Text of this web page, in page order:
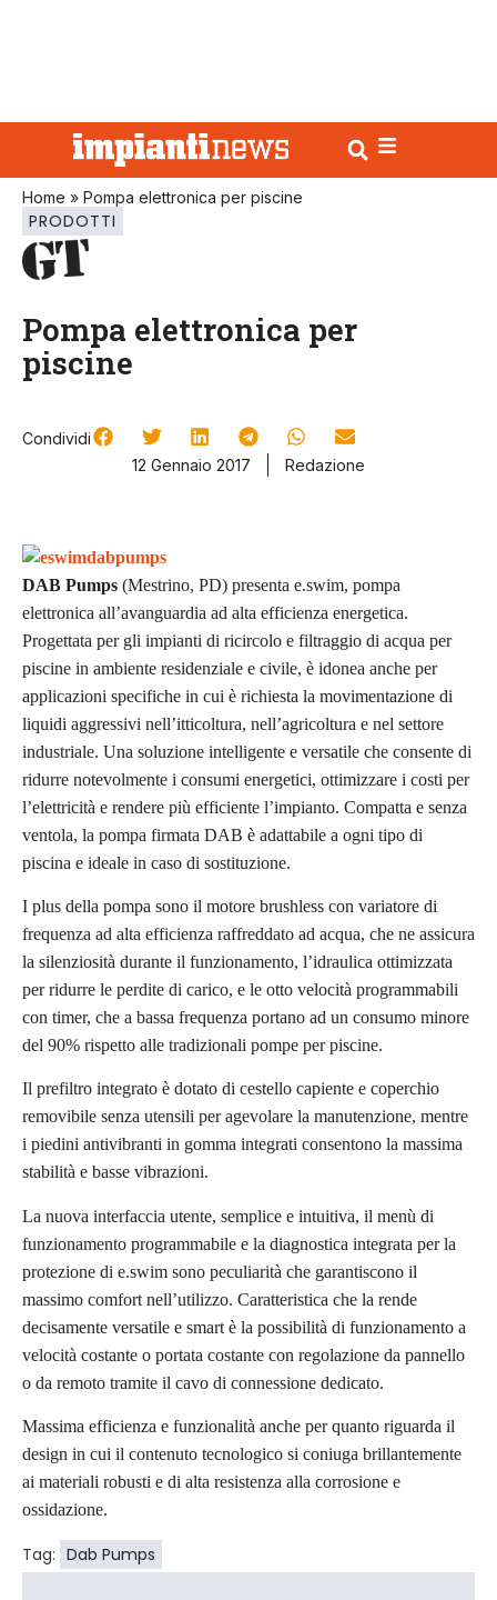
Home » Pompa elettronica per piscine
PRODOTTI
Pompa elettronica per
piscine
Condividi
12 Gennaio 2017
Redazione
DAB Pumps (Mestrino, PD) presenta e.swim, pompa
elettronica all’avanguardia ad alta efficienza energetica.
Progettata per gli impianti di ricircolo e filtraggio di acqua per
piscine in ambiente residenziale e civile, è idonea anche per
applicazioni specifiche in cui è richiesta la movimentazione di
liquidi aggressivi nell’itticoltura, nell’agricoltura e nel settore
industriale. Una soluzione intelligente e versatile che consente di
ridurre notevolmente i consumi energetici, ottimizzare i costi per
l’elettricità e rendere più efficiente l’impianto. Compatta e senza
ventola, la pompa firmata DAB è adattabile a ogni tipo di
piscina e ideale in caso di sostituzione.
I plus della pompa sono il motore brushless con variatore di
frequenza ad alta efficienza raffreddato ad acqua, che ne assicura
la silenziosità durante il funzionamento, l’idraulica ottimizzata
per ridurre le perdite di carico, e le otto velocità programmabili
con timer, che a bassa frequenza portano ad un consumo minore
del 90% rispetto alle tradizionali pompe per piscine.
Il prefiltro integrato è dotato di cestello capiente e coperchio
removibile senza utensili per agevolare la manutenzione, mentre
i piedini antivibranti in gomma integrati consentono la massima
stabilità e basse vibrazioni.
La nuova interfaccia utente, semplice e intuitiva, il menù di
funzionamento programmabile e la diagnostica integrata per la
protezione di e.swim sono peculiarità che garantiscono il
massimo comfort nell’utilizzo. Caratteristica che la rende
decisamente versatile e smart è la possibilità di funzionamento a
velocità costante o portata costante con regolazione da pannello
o da remoto tramite il cavo di connessione dedicato.
Massima efficienza e funzionalità anche per quanto riguarda il
design in cui il contenuto tecnologico si coniuga brillantemente
ai materiali robusti e di alta resistenza alla corrosione e
ossidazione.
Tag: Dab Pumps